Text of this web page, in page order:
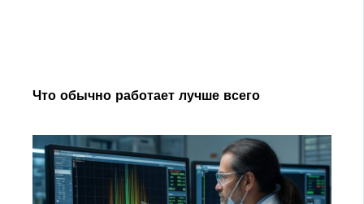
Что обычно работает лучше всего